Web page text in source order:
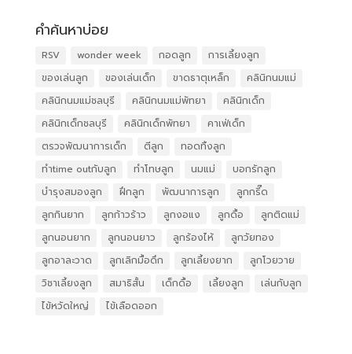
คำค้นหาบ่อย
RSV wonder week กอดลูก
การเลี้ยงลูก
ของเล่นลูก
ของเล่นเด็ก ขาดธาตุเหล็ก
คลินิกนมแม่
คลินิกนมแม่ชลบุรี
คลินิกนมแม่พัทยา
คลินิกเด็ก
คลินิกเด็กชลบุรี
คลินิกเด็กพัทยา
คาเฟ่เด็ก
ตรวจพัฒนาการเด็ก
ตีลูก
ทอดทิ้งลูก
ทำtime outกับลูก
ทำโทษลูก นมแม่
บอกรักลูก
บำรุงสมองลูก
ฝึกลูก พัฒนาการลูก
ลูกกรี๊ด
ลูกกินยาก
ลูกก้าวร้าว ลูกงอแง ลูกดื้อ
ลูกติดแม่
ลูกนอนยาก
ลูกนอนยาว ลูกร้องไห้
ลูกวัยทอง
ลูกอาละวาด
ลูกเลิกมื้อดึก ลูกเลี้ยงยาก
ลูกโวยวาย
วิชาเลี้ยงลูก
สมาธิสั้น เด็กดื้อ เลี้ยงลูก
เล่นกับลูก
ไข้หวัดใหญ่
ไข้เลือดออก